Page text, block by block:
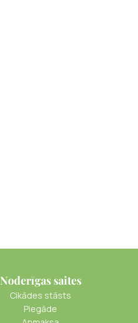
Noderīgas saites
Cikādes stāsts
Piegāde